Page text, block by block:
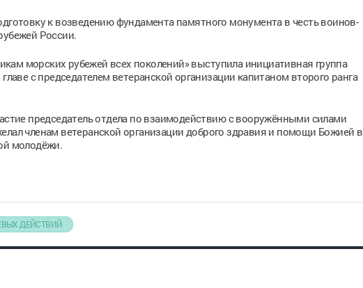
к возведению фундамента памятного монумента в честь воинов-
России.
морских рубежей всех поколений» выступила инициативная группа
с председателем ветеранской организации капитаном второго ранга
председатель отдела по взаимодействию с вооружёнными силами
членам ветеранской организации доброго здравия и помощи Божией в
молодёжи.
ДЕЙСТВИЙ